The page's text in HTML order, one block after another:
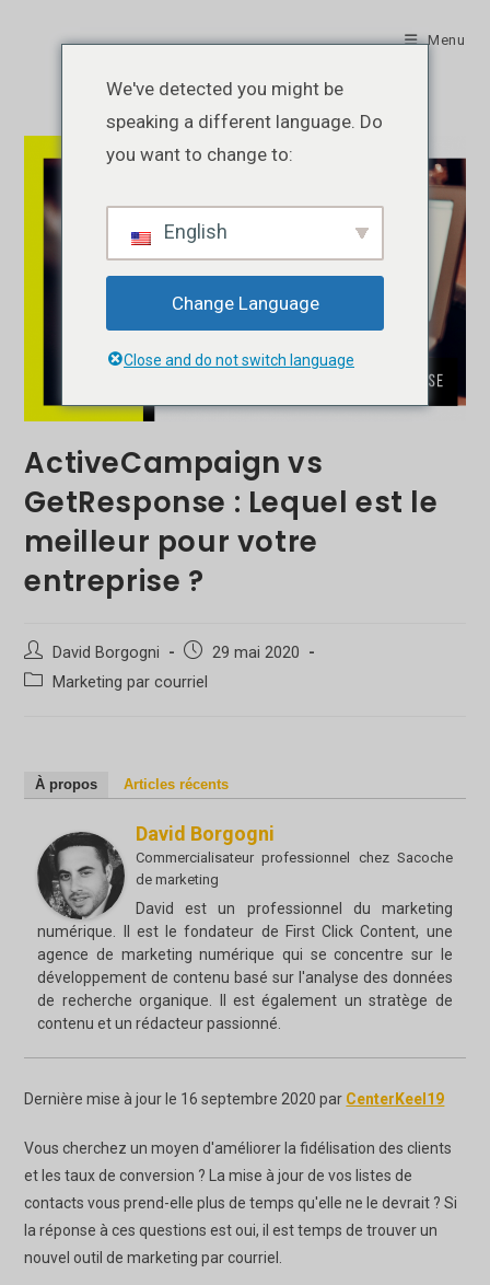
Menu
ActiveCampaign vs
GetResponse : Lequel est le
meilleur pour votre
entreprise ?
Auteur/autrice
de
David Borgogni
Poste
publié
29 mai 2020
Catégorie
Marketing par courriel
À propos Articles récents
David Borgogni
Commercialisateur professionnel chez Sacoche
de marketing
David est un professionnel du marketing
numérique. Il est le fondateur de First Click Content, une
agence de marketing numérique qui se concentre sur le
développement de contenu basé sur l'analyse des données
de recherche organique. Il est également un stratège de
contenu et un rédacteur passionné.
Dernière mise à jour le 16 septembre 2020 par CenterKeel19
Vous cherchez un moyen d'améliorer la fidélisation des clients
et les taux de conversion ? La mise à jour de vos listes de
contacts vous prend-elle plus de temps qu'elle ne le devrait ? Si
la réponse à ces questions est oui, il est temps de trouver un
nouvel outil de marketing par courriel.
We've detected you might be
speaking a different language. Do
you want to change to:
English
Change Language
Close and do not switch language